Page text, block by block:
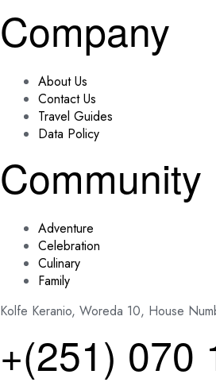
Company
About Us
Contact Us
Travel Guides
Data Policy
Community
Adventure
Celebration
Culinary
Family
Kolfe Keranio, Woreda 10, House
+(251) 070